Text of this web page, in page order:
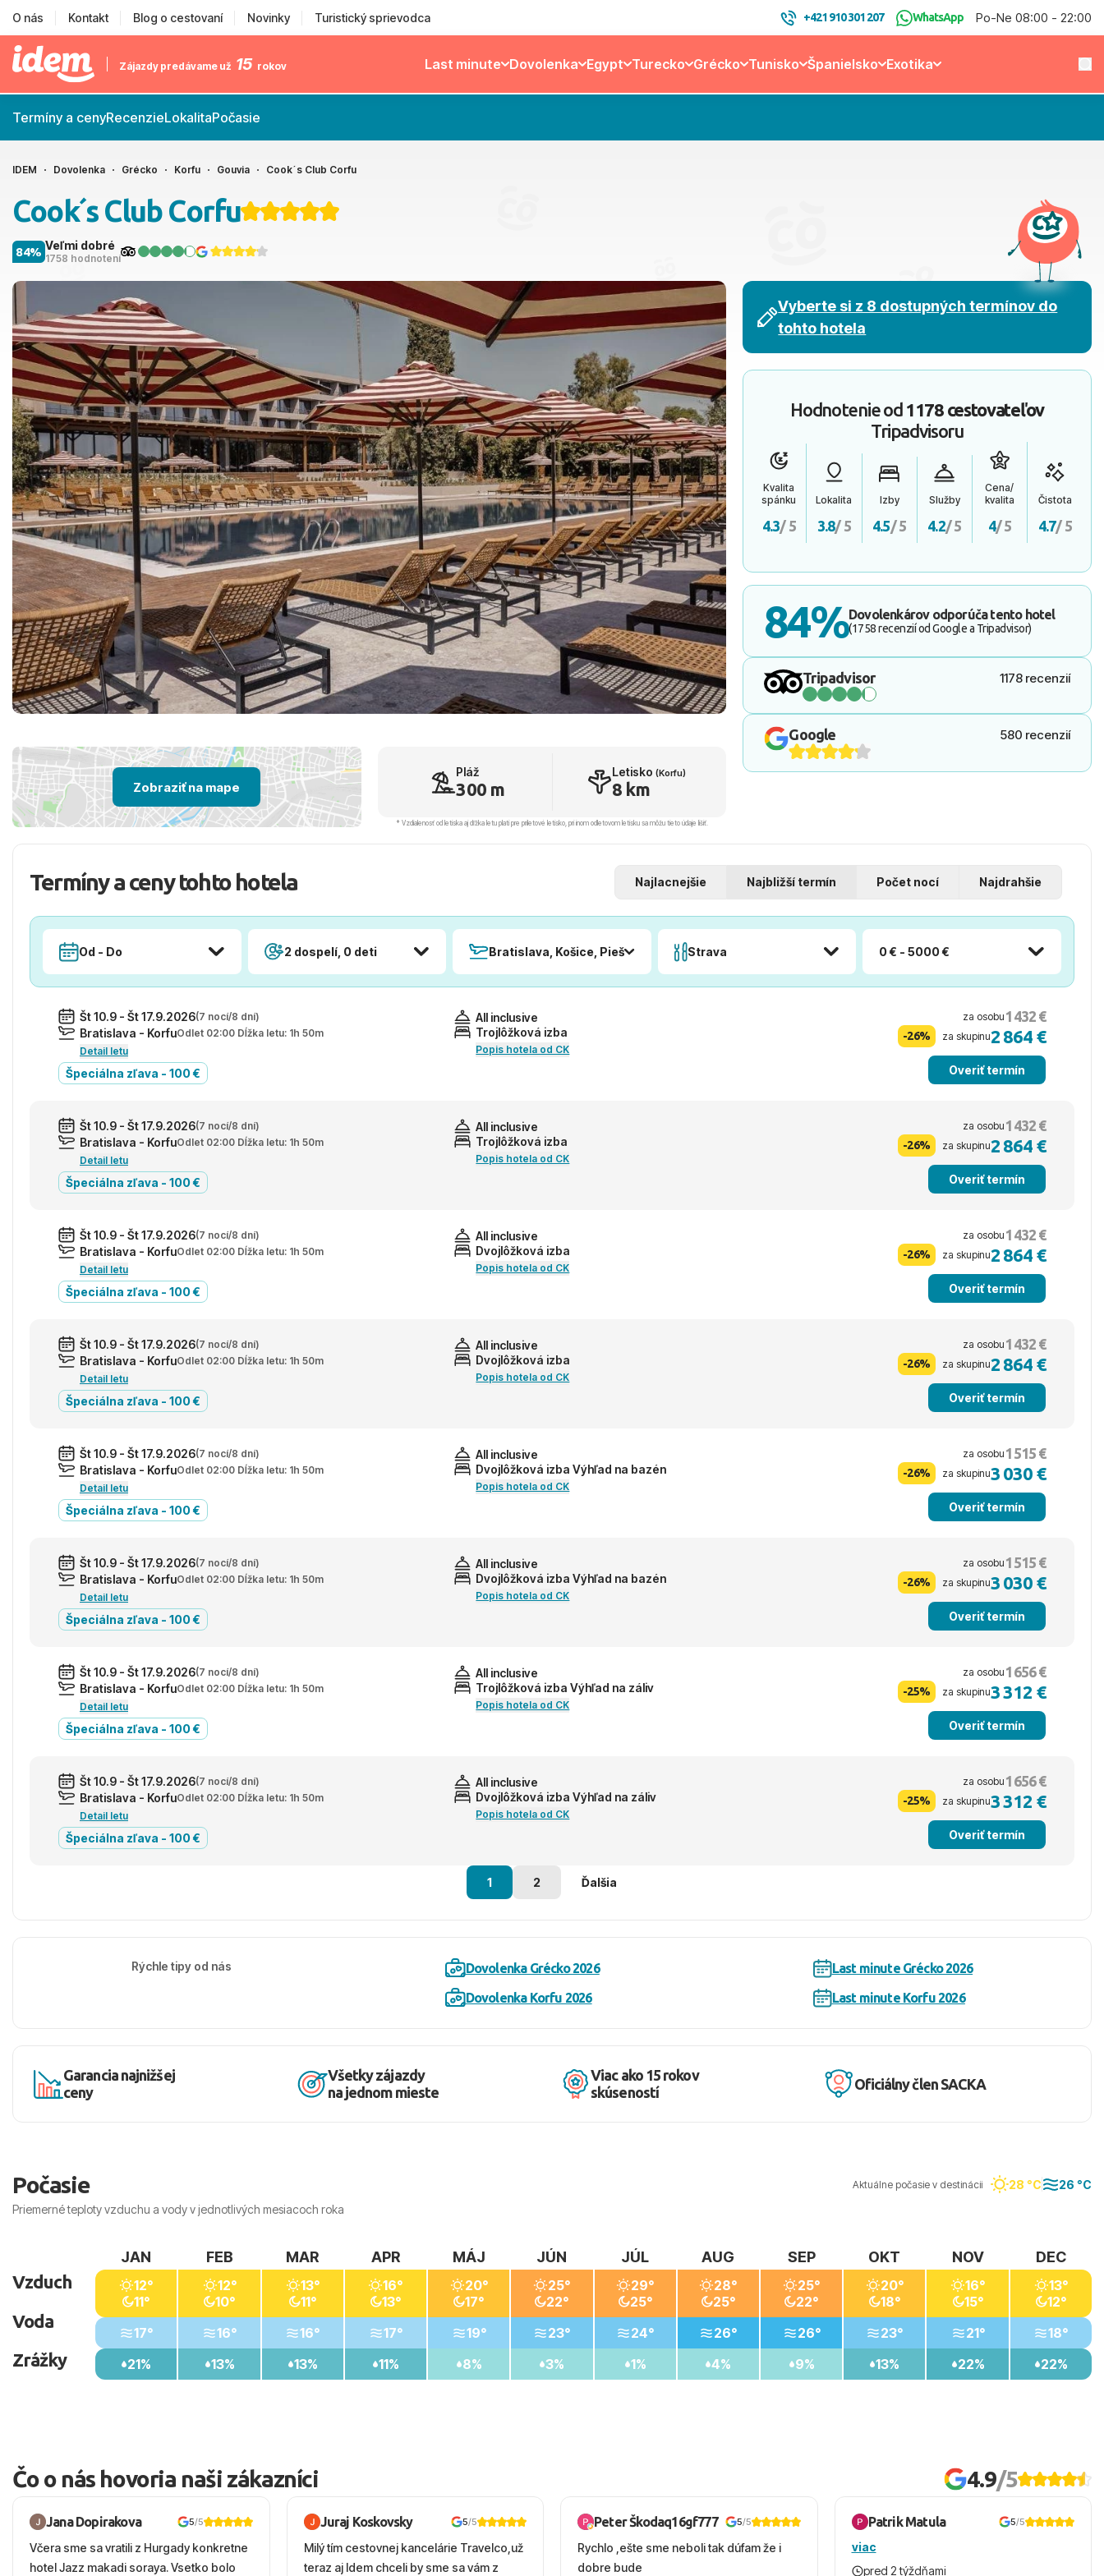
O nás Kontakt Blog o cestovaní Novinky Turistický sprievodca +421 910 301 207 WhatsApp Po-Ne 08:00 - 22:00
Zájazdy predávame už 15 rokov Last minute Dovolenka Egypt Turecko Grécko Tunisko Španielsko Exotika
Termíny a cenyRecenzieLokalitaPočasie
IDEM Dovolenka Grécko Korfu Gouvia Cook´s Club Corfu
Cook´s Club Corfu
Veľmi dobré
1758 hodnotení
84%
Vyberte si z 8 dostupných termínov do
tohto hotela
Hodnotenie od 1178 cestovateľov
Tripadvisoru
Kvalita
spánku
4.3/ 5
Lokalita
3.8/ 5
Izby
4.5/ 5
Služby
4.2/ 5
Cena/
kvalita
4/ 5
Čistota
4.7/ 5
84%Dovolenkárov odporúča tento hotel
(1758 recenzií od Google a Tripadvisor)
Tripadvisor 1178 recenzií
Google 580 recenzií
Zobraziť na mape
Pláž
300 m
Letisko (Korfu)
8 km
* Vzdialenosť od letiska aj dľžka letu platí pre príletové letisko, pri inom odletovom letisku sa môžu tieto údaje líšiť.
Termíny a ceny tohto hotela Najlacnejšie Najbližší termín Počet nocí Najdrahšie
Od - Do 2 dospelí, 0 deti Bratislava, Košice, Piešťany, PopradStrava 0 € - 5000 €
Št 10.9 - Št 17.9.2026(7 nocí/8 dní)
Bratislava - KorfuOdlet 02:00 Dĺžka letu: 1h 50m
Detail letu
All inclusive
Trojlôžková izba
Popis hotela od CK
Špeciálna zľava - 100 €
za osobu 1 432 €
-26% za skupinu2 864 €
Overiť termín
Št 10.9 - Št 17.9.2026(7 nocí/8 dní)
Bratislava - KorfuOdlet 02:00 Dĺžka letu: 1h 50m
Detail letu
All inclusive
Trojlôžková izba
Popis hotela od CK
Špeciálna zľava - 100 €
za osobu 1 432 €
-26% za skupinu2 864 €
Overiť termín
Št 10.9 - Št 17.9.2026(7 nocí/8 dní)
Bratislava - KorfuOdlet 02:00 Dĺžka letu: 1h 50m
Detail letu
All inclusive
Dvojlôžková izba
Popis hotela od CK
Špeciálna zľava - 100 €
za osobu 1 432 €
-26% za skupinu2 864 €
Overiť termín
Št 10.9 - Št 17.9.2026(7 nocí/8 dní)
Bratislava - KorfuOdlet 02:00 Dĺžka letu: 1h 50m
Detail letu
All inclusive
Dvojlôžková izba
Popis hotela od CK
Špeciálna zľava - 100 €
za osobu 1 432 €
-26% za skupinu2 864 €
Overiť termín
Št 10.9 - Št 17.9.2026(7 nocí/8 dní)
Bratislava - KorfuOdlet 02:00 Dĺžka letu: 1h 50m
Detail letu
All inclusive
Dvojlôžková izba Výhľad na bazén
Popis hotela od CK
Špeciálna zľava - 100 €
za osobu 1 515 €
-26% za skupinu3 030 €
Overiť termín
Št 10.9 - Št 17.9.2026(7 nocí/8 dní)
Bratislava - KorfuOdlet 02:00 Dĺžka letu: 1h 50m
Detail letu
All inclusive
Dvojlôžková izba Výhľad na bazén
Popis hotela od CK
Špeciálna zľava - 100 €
za osobu 1 515 €
-26% za skupinu3 030 €
Overiť termín
Št 10.9 - Št 17.9.2026(7 nocí/8 dní)
Bratislava - KorfuOdlet 02:00 Dĺžka letu: 1h 50m
Detail letu
All inclusive
Trojlôžková izba Výhľad na záliv
Popis hotela od CK
Špeciálna zľava - 100 €
za osobu 1 656 €
-25% za skupinu3 312 €
Overiť termín
Št 10.9 - Št 17.9.2026(7 nocí/8 dní)
Bratislava - KorfuOdlet 02:00 Dĺžka letu: 1h 50m
Detail letu
All inclusive
Dvojlôžková izba Výhľad na záliv
Popis hotela od CK
Špeciálna zľava - 100 €
za osobu 1 656 €
-25% za skupinu3 312 €
Overiť termín
1 2 Ďalšia
Rýchle tipy od nás Dovolenka Grécko 2026
Last minute Grécko 2026
Dovolenka Korfu 2026
Last minute Korfu 2026
Garancia najnižšej
ceny
Všetky zájazdy
na jednom mieste
Viac ako 15 rokov
skúseností
Oficiálny člen SACKA
Počasie
Priemerné teploty vzduchu a vody v jednotlivých mesiacoch roka
Aktuálne počasie v destinácii 28 °C 26 °C
Vzduch
Voda
Zrážky
JAN
12°
11°
17°
21%
FEB
12°
10°
16°
13%
MAR
13°
11°
16°
13%
APR
16°
13°
17°
11%
MÁJ
20°
17°
19°
8%
JÚN
25°
22°
23°
3%
JÚL
29°
25°
24°
1%
AUG
28°
25°
26°
4%
SEP
25°
22°
26°
9%
OKT
20°
18°
23°
13%
NOV
16°
15°
21°
22%
DEC
13°
12°
18°
22%
Čo o nás hovoria naši zákazníci 4.9/5
Jana Dopirakova 5/5
Včera sme sa vratili z Hurgady konkretne
hotel Jazz makadi soraya. Vsetko bolo
Juraj Koskovsky 5/5
Milý tím cestovnej kancelárie Travelco,už
teraz aj Idem chceli by sme sa vám z
Peter Škodaq16gf777 5/5
Rychlo ,ešte sme neboli tak dúfam že i
dobre bude
Patrik Matula 5/5
viac
pred 2 týždňami